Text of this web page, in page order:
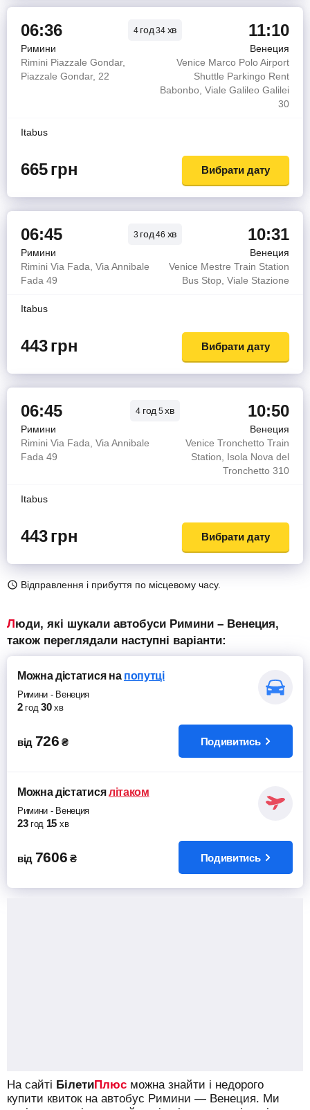
06:36 4 год34 хв 11:10
Римини
Венеция
Rimini Piazzale Gondar,
Piazzale Gondar, 22
Venice Marco Polo Airport
Shuttle Parkingo Rent
Babonbo, Viale Galileo Galilei
30
Itabus
665грн Вибрати дату
06:45 3 год46 хв 10:31
Римини
Венеция
Rimini Via Fada, Via Annibale
Fada 49
Venice Mestre Train Station
Bus Stop, Viale Stazione
Itabus
443грн Вибрати дату
06:45 4 год 5хв 10:50
Римини
Венеция
Rimini Via Fada, Via Annibale
Fada 49
Venice Tronchetto Train
Station, Isola Nova del
Tronchetto 310
Itabus
443грн Вибрати дату
Відправлення і прибуття по місцевому часу.
Люди, які шукали автобуси Римини – Венеция,
також переглядали наступні варіанти:
Можна дістатисяна попутці
Римини - Венеция
2 год 30 хв
від 726 ₴ Подивитись
Можна дістатися літаком
Римини - Венеция
23 год 15 хв
від 7606 ₴ Подивитись
На сайті БілетиПлюс можна знайти і недорого
купити квиток на автобус Римини — Венеция. Ми